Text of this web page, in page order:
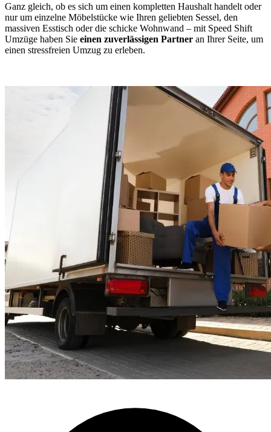
Ganz gleich, ob es sich um einen kompletten Haushalt handelt oder
nur um einzelne Möbelstücke wie Ihren geliebten Sessel, den
massiven Esstisch oder die schicke Wohnwand – mit Speed Shift
Umzüge haben Sie einen zuverlässigen Partner an Ihrer Seite, um
einen stressfreien Umzug zu erleben.